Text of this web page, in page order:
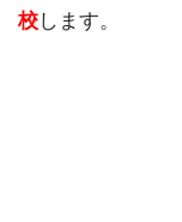
校します。